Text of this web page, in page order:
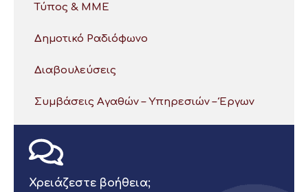
Τύπος & ΜΜΕ
Δημοτικό Ραδιόφωνο
Διαβουλεύσεις
Συμβάσεις Αγαθών – Υπηρεσιών – Έργων
Χρειάζεστε βοήθεια;